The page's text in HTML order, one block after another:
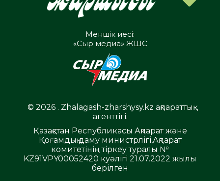
Меншік иесі:
«Сыр медиа» ЖШС
© 2026 . Zhalagash-zharshysy.kz ақпараттық
агенттігі.
Қазақстан Республикасы Ақпарат және
Қоғамдық даму министрлігі,Ақпарат
комитетінің тіркеу туралы №
KZ91VPY00052420 куәлігі 21.07.2022 жылы
берілген